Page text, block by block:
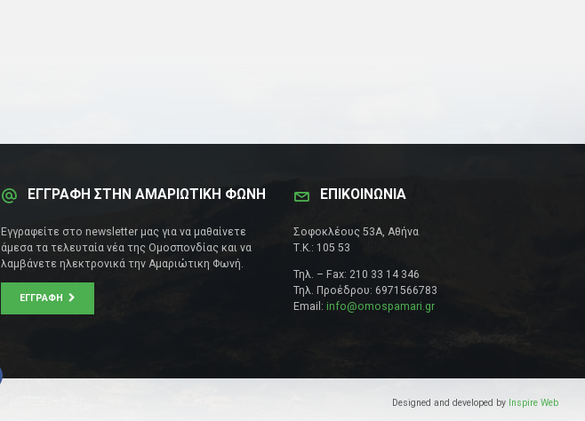
ΕΓΓΡΑΦΗ ΣΤΗΝ ΑΜΑΡΙΩΤΙΚΗ ΦΩΝΗ
Εγγραφείτε στο newsletter μας για να μαθαίνετε
άμεσα τα τελευταία νέα της Ομοσπονδίας και να
λαμβάνετε ηλεκτρονικά την Αμαριώτικη Φωνή.
ΕΓΓΡΑΦΉ
ΕΠΙΚΟΙΝΩΝΊΑ
Σοφοκλέους 53Α, Αθήνα
Τ.Κ.: 105 53
Τηλ. – Fax: 210 33 14 346
Τηλ. Προέδρου: 6971566783
Email: info@omospamari.gr
Designed and developed by Inspire Web